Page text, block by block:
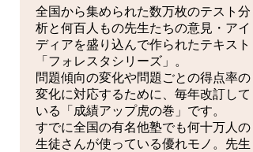
全国から集められた数万枚のテスト分
析と何百人もの先生たちの意見・アイ
ディアを盛り込んで作られたテキスト
「フォレスタシリーズ」。
問題傾向の変化や問題ごとの得点率の
変化に対応するために、毎年改訂して
いる「成績アップ虎の巻」です。
すでに全国の有名他塾でも何十万人の
生徒さんが使っている優れモノ。先生